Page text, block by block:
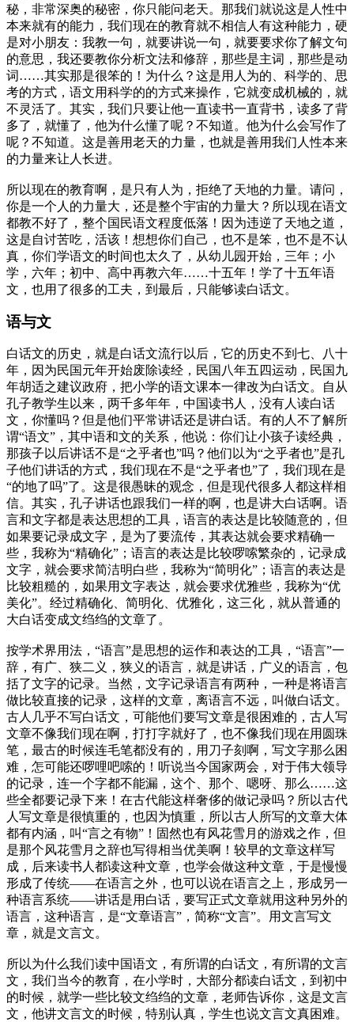
秘，非常深奥的秘密，你只能问老天。那我们就说这是人性中
本来就有的能力，我们现在的教育就不相信人有这种能力，硬
是对小朋友：我教一句，就要讲说一句，就要要求你了解文句
的意思，我还要教你分析文法和修辞，那些是主词，那些是动
词……其实那是很笨的！为什么？这是用人为的、科学的、思
考的方式，语文用科学的的方式来操作，它就变成机械的，就
不灵活了。其实，我们只要让他一直读书一直背书，读多了背
多了，就懂了，他为什么懂了呢？不知道。他为什么会写作了
呢？不知道。这是善用老天的力量，也就是善用我们人性本来
的力量来让人长进。
所以现在的教育啊，是只有人为，拒绝了天地的力量。请问，
你是一个人的力量大，还是整个宇宙的力量大？所以现在语文
都教不好了，整个国民语文程度低落！因为违逆了天地之道，
这是自讨苦吃，活该！想想你们自己，也不是笨，也不是不认
真，你们学语文的时间也太久了，从幼儿园开始，三年；小
学，六年；初中、高中再教六年……十五年！学了十五年语
文，也用了很多的工夫，到最后，只能够读白话文。
语与文
白话文的历史，就是白话文流行以后，它的历史不到七、八十
年，因为民国元年开始废除读经，民国八年五四运动，民国九
年胡适之建议政府，把小学的语文课本一律改为白话文。自从
孔子教学生以来，两千多年年，中国读书人，没有人读白话
文，你懂吗？但是他们平常讲话还是讲白话。有的人不了解所
谓“语文”，其中语和文的关系，他说：你们让小孩子读经典，
那孩子以后讲话不是“之乎者也”吗？他们以为“之乎者也”是孔
子他们讲话的方式，我们现在不是“之乎者也”了，我们现在是
“的地了吗”了。这是很愚昧的观念，但是现代很多人都这样相
信。其实，孔子讲话也跟我们一样的啊，也是讲大白话啊。语
言和文字都是表达思想的工具，语言的表达是比较随意的，但
如果要记录成文字，是为了要流传，其表达就会要求精确一
些，我称为“精确化”；语言的表达是比较啰嗦繁杂的，记录成
文字，就会要求简洁明白些，我称为“简明化”；语言的表达是
比较粗糙的，如果用文字表达，就会要求优雅些，我称为“优
美化”。经过精确化、简明化、优雅化，这三化，就从普通的
大白话变成文绉绉的文章了。
按学术界用法，“语言”是思想的运作和表达的工具，“语言”一
辞，有广、狭二义，狭义的语言，就是讲话，广义的语言，包
括了文字的记录。当然，文字记录语言有两种，一种是将语言
做比较直接的记录，这样的文章，离语言不远，叫做白话文。
古人几乎不写白话文，可能他们要写文章是很困难的，古人写
文章不像我们现在啊，打打字就好了，也不像我们现在用圆珠
笔，最古的时候连毛笔都没有的，用刀子刻啊，写文字那么困
难，怎可能还啰哩吧嗦的！听说当今国家两会，对于伟大领导
的记录，连一个字都不能漏，这个、那个、嗯呀、那么……这
些全都要记录下来！在古代能这样奢侈的做记录吗？所以古代
人写文章是很慎重的，也因为慎重，所以古人所写的文章大体
都有内涵，叫“言之有物”！固然也有风花雪月的游戏之作，但
是那个风花雪月之辞也写得相当优美啊！较早的文章这样写
成，后来读书人都读这种文章，也学会做这种文章，于是慢慢
形成了传统——在语言之外，也可以说在语言之上，形成另一
种语言系统——讲话是用白话，要写正式文章就用这种另外的
语言，这种语言，是“文章语言”，简称“文言”。用文言写文
章，就是文言文。
所以为什么我们读中国语文，有所谓的白话文，有所谓的文言
文，我们当今的教育，在小学时，大部分都读白话文，到初中
的时候，就学一些比较文绉绉的文章，老师告诉你，这是文言
文，他讲文言文的时候，特别认真，学生也说文言文真困难。